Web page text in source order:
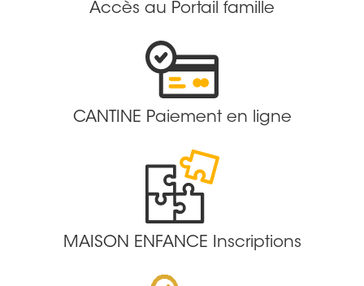
Accès au Portail famille
CANTINE Paiement en ligne
MAISON ENFANCE Inscriptions